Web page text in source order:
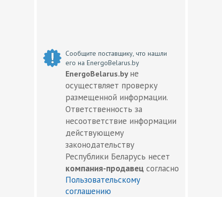
Сообщите поставщику, что нашли
его на EnergoBelarus.by
EnergoBelarus.by не
осуществляет проверку
размещенной информации.
Ответственность за
несоответствие информации
действующему
законодательству
Республики Беларусь несет
компания-продавец согласно
Пользовательскому
соглашению